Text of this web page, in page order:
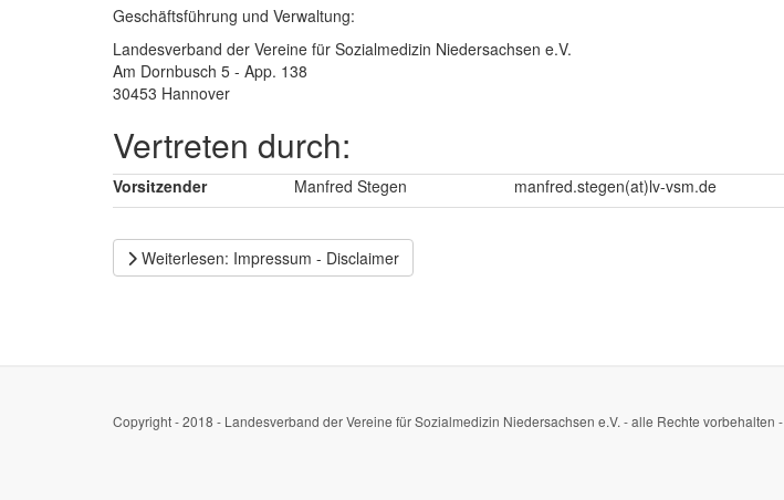
Geschäftsführung und Verwaltung:
Landesverband der Vereine für Sozialmedizin Niedersachsen e.V.
Am Dornbusch 5 - App. 138
30453 Hannover
Vertreten durch:
Vorsitzender Manfred Stegen manfred.stegen(at)lv-vsm.de
Weiterlesen: Impressum - Disclaimer
Copyright - 2018 - Landesverband der Vereine für Sozialmedizin Niedersachsen e.V. - alle Rechte vorbehalten -